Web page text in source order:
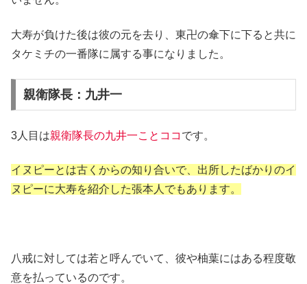
大寿が負けた後は彼の元を去り、東卍の傘下に下ると共に
タケミチの一番隊に属する事になりました。
親衛隊長：九井一
3人目は親衛隊長の九井一ことココ です。
イヌピーとは古くからの知り合いで、出所したばかりのイ
ヌピーに大寿を紹介した張本人でもあります。
八戒に対しては若と呼んでいて、彼や柚葉にはある程度敬
意を払っているのです。